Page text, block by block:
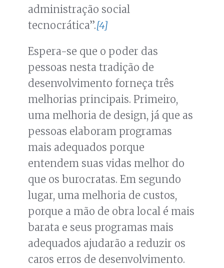
administração social
tecnocrática”.[4]
Espera-se que o poder das
pessoas nesta tradição de
desenvolvimento forneça três
melhorias principais. Primeiro,
uma melhoria de design, já que as
pessoas elaboram programas
mais adequados porque
entendem suas vidas melhor do
que os burocratas. Em segundo
lugar, uma melhoria de custos,
porque a mão de obra local é mais
barata e seus programas mais
adequados ajudarão a reduzir os
caros erros de desenvolvimento.